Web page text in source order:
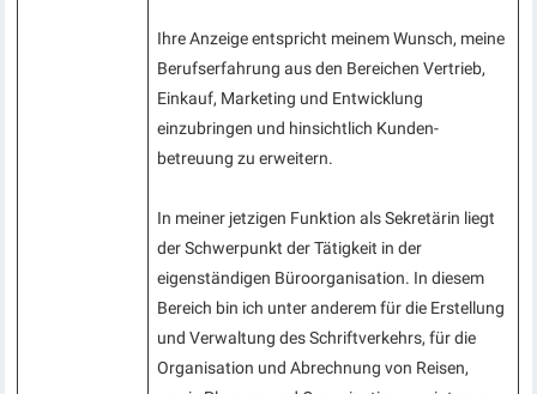
Ihre Anzeige entspricht meinem Wunsch, meine
Berufserfahrung aus den Bereichen Vertrieb,
Einkauf, Marketing und Entwicklung
einzubringen und hinsichtlich Kunden-
betreuung zu erweitern.
In meiner jetzigen Funktion als Sekretärin liegt
der Schwerpunkt der Tätigkeit in der
eigenständigen Büroorganisation. In diesem
Bereich bin ich unter anderem für die Erstellung
und Verwaltung des Schriftverkehrs, für die
Organisation und Abrechnung von Reisen,